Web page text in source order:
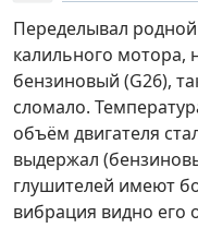
Переделывал
калильного мотора,
бензиновый (G26),
сломало.
объём двигателя
выдержал
глушителей имеют
вибрация видно его